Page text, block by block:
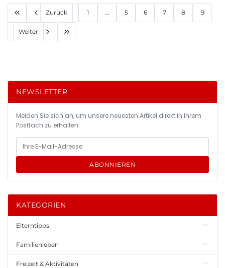
Zurück 1 ... 5 6 7 8 9
Weiter
NEWSLETTER
Melden Sie sich an, um unsere neuesten Artikel direkt in Ihrem
Postfach zu erhalten.
ABONNIEREN
KATEGORIEN
Elterntipps
Familienleben
Freizeit & Aktivitäten